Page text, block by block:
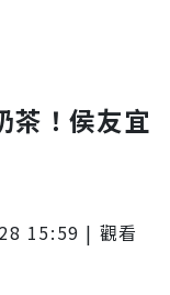
茶！侯友宜
15:59 | 觀看